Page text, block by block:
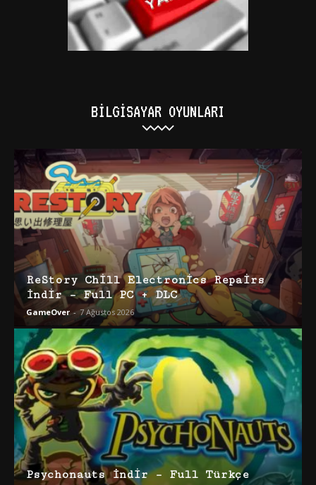
BILGISAYAR OYUNLARI
ReStory Chill Electronics Repairs
İndir – Full PC + DLC
GameOver - 7 Ağustos 2026
Psychonauts İndir – Full Türkçe